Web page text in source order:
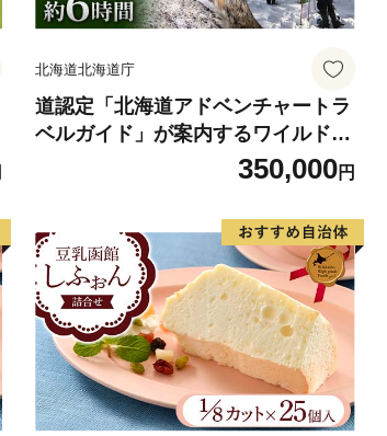
北海道北海道庁
道認定「北海道アドベンチャートラ
ベルガイド」が案内するワイルドラ
イフウォッチング1日ツアー 【4名
様分体験チケット】 約6時間 F6S-0
350,000円